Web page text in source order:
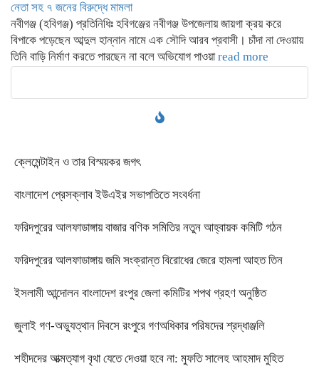
নেতা সহ ৭ জনের বিরুদ্ধে মামলা
নবীগঞ্জ (হবিগঞ্জ) প্রতিনিধিঃ হবিগঞ্জের নবীগঞ্জ উপজেলায় জায়গা ক্রয় করে
বিপাকে পড়েছেন আব্দুল হান্নান নামে এক সৌদি আরব প্রবাসী। চাঁদা না দেওয়ায়
তিনি বাড়ি নির্মাণ করতে পারছেন না বলে অভিযোগ পাওয়াread more
ক্লেমেন্টাইন ও তার বিস্ময়কর জগৎ
বাংলাদেশ প্রেসক্লাব ইউএইর সভাপতিতে সংবর্ধনা
ফরিদপুরের আলফাডাঙ্গায় বাজার বণিক সমিতির নতুন আহ্বায়ক কমিটি গঠন
ফরিদপুরের আলফাডাঙ্গায় জমি সংক্রান্ত বিরোধের জেরে হামলা আহত তিন
ইসলামী আন্দোলন বাংলাদেশ রংপুর জেলা কমিটির শপথ গ্রহণ অনুষ্ঠিত
‎জুলাই গণ-অভ্যুত্থান দিবসে রংপুরে গণঅধিকার পরিষদের শ্রদ্ধাঞ্জলি ‎
‎শহীদদের আত্মত্যাগ বৃথা যেতে দেওয়া হবে না: মুফতি সালেহ আহমাদ মুহিত ‎